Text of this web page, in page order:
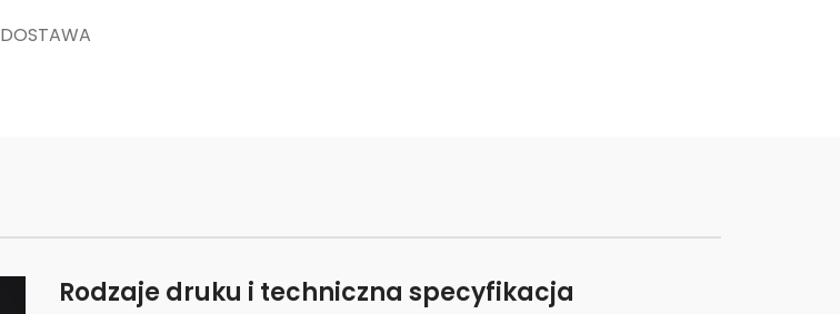
DOSTAWA
Rodzaje druku i techniczna specyfikacja